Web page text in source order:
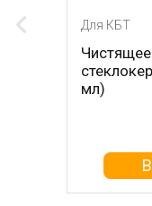
Для КБТ
мл)
Для КБТ
Скребок